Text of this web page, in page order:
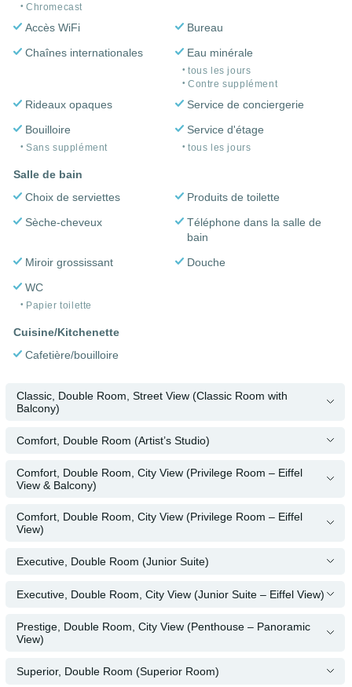
Chromecast
Accès WiFi
Bureau
Chaînes internationales
Eau minérale
tous les jours
Contre supplément
Rideaux opaques
Service de conciergerie
Bouilloire
Sans supplément
Service d'étage
tous les jours
Salle de bain
Choix de serviettes
Produits de toilette
Sèche-cheveux
Téléphone dans la salle de
bain
Miroir grossissant
Douche
WC
Papier toilette
Cuisine/Kitchenette
Cafetière/bouilloire
Classic, Double Room, Street View (Classic Room with
Balcony)
Comfort, Double Room (Artist’s Studio)
Comfort, Double Room, City View (Privilege Room – Eiffel
View & Balcony)
Comfort, Double Room, City View (Privilege Room – Eiffel
View)
Executive, Double Room (Junior Suite)
Executive, Double Room, City View (Junior Suite – Eiffel View)
Prestige, Double Room, City View (Penthouse – Panoramic
View)
Superior, Double Room (Superior Room)